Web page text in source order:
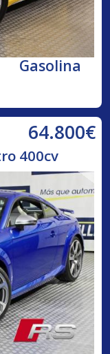
Gasolina
64.800€
400cv